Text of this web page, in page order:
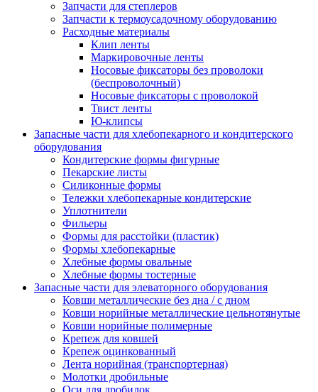
Запчасти для степлеров
Запчасти к термоусадочному оборудованию
Расходные материалы
Клип ленты
Маркировочные ленты
Носовые фиксаторы без проволоки
(беспроволочный)
Носовые фиксаторы с проволокой
Твист ленты
Ю-клипсы
Запасные части для хлебопекарного и кондитерского
оборудования
Кондитерские формы фигурные
Пекарские листы
Силиконные формы
Тележки хлебопекарные кондитерские
Уплотнители
Фильеры
Формы для расстойки (пластик)
Формы хлебопекарные
Хлебные формы овальные
Хлебные формы тостерные
Запасные части для элеваторного оборудования
Ковши металлические без дна / с дном
Ковши норийные металлические цельнотянутые
Ковши норийные полимерные
Крепеж для ковшей
Крепеж оцинкованный
Лента норийная (транспортерная)
Молотки дробильные
Оси для дробилок